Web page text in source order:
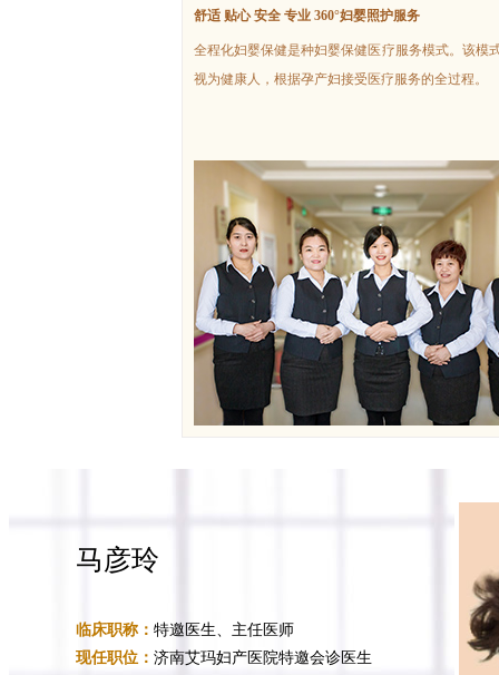
舒适 贴心 安全 专业 360°妇婴照护服务
全程化妇婴保健是种妇婴保健医疗服务模式。该模
视为健康人，根据孕产妇接受医疗服务的全过程。